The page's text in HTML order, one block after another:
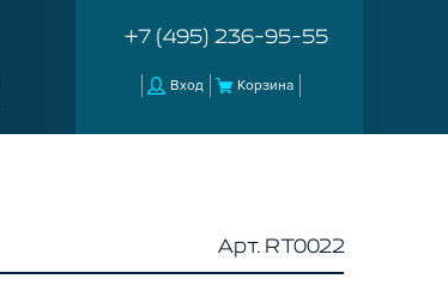
+7 (495) 236-95-55
Вход Корзина
Арт. RT0022